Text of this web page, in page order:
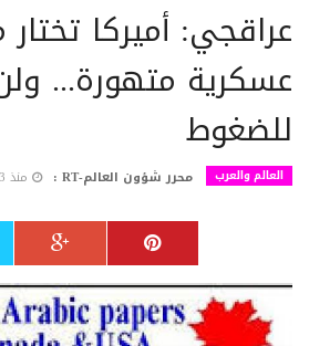
عراقجي: أميركا
عسكرية متهورة...
للضغوط
العالم والعرب محرر شؤون العالم-RT : منذ 3 أشهر